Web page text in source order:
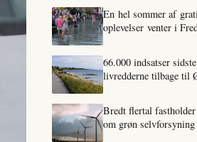
En hel sommer af
oplevelser venter i
66.000 indsatser
livredderne tilbage til
Bredt flertal
om grøn